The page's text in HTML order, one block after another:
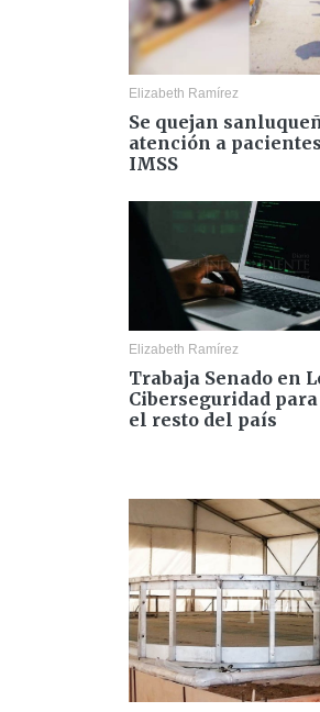
Elizabeth Ramírez
Se quejan
atención a
IMSS
Elizabeth Ramírez
Trabaja Senado en
Ciberseguridad para
el resto del país